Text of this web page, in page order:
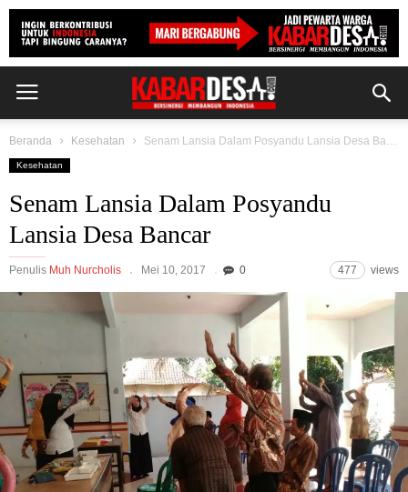
Beranda Kesehatan Senam Lansia Dalam Posyandu Lansia Desa Bancar
Kesehatan
Senam Lansia Dalam Posyandu
Lansia Desa Bancar
Penulis Muh Nurcholis Mei 10, 2017 0 477 views